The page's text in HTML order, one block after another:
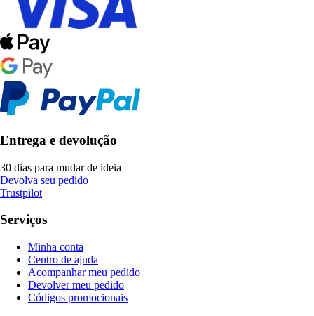
Entrega e devolução
30 dias para mudar de ideia
Devolva seu pedido
Trustpilot
Serviços
Minha conta
Centro de ajuda
Acompanhar meu pedido
Devolver meu pedido
Códigos promocionais